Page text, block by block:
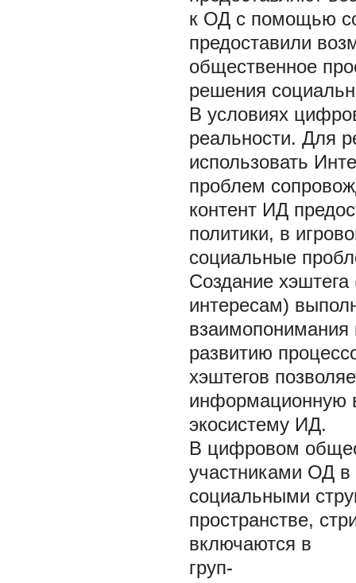
к ОД с помощью
предоставили
общественное
решения
В условиях
реальности. Для
использовать
проблем
контент ИД
политики, в
социальные
Создание
интересам)
взаимопонимания
развитию
хэштегов
информационную
экосистему ИД.
В цифровом
участниками ОД
социальными
пространстве,
включаются в
груп-